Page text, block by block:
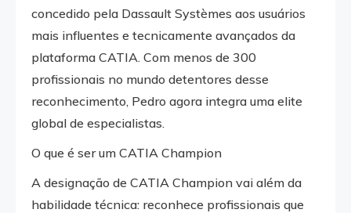
concedido pela Dassault Systèmes aos usuários
mais influentes e tecnicamente avançados da
plataforma CATIA. Com menos de 300
profissionais no mundo detentores desse
reconhecimento, Pedro agora integra uma elite
global de especialistas.
O que é ser um CATIA Champion
A designação de CATIA Champion vai além da
habilidade técnica: reconhece profissionais que